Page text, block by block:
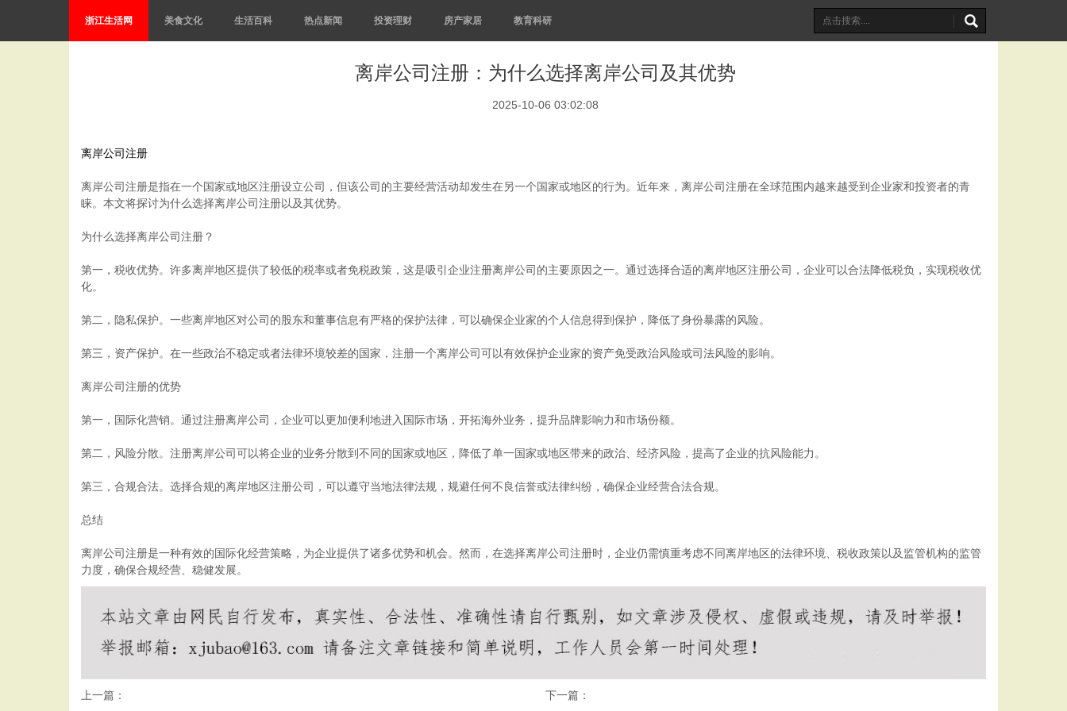
浙江生活网 美食文化 生活百科 热点新闻 投资理财 房产家居 教育科研
离岸公司注册：为什么选择离岸公司及其优势
2025-10-06 03:02:08
离岸公司注册
离岸公司注册是指在一个国家或地区注册设立公司，但该公司的主要经营活动却发生在另一个国家或地区的行为。近年来，离岸公司注册在全球范围内越来越受到企业家和投资者的青
睐。本文将探讨为什么选择离岸公司注册以及其优势。
为什么选择离岸公司注册？
第一，税收优势。许多离岸地区提供了较低的税率或者免税政策，这是吸引企业注册离岸公司的主要原因之一。通过选择合适的离岸地区注册公司，企业可以合法降低税负，实现税收优
化。
第二，隐私保护。一些离岸地区对公司的股东和董事信息有严格的保护法律，可以确保企业家的个人信息得到保护，降低了身份暴露的风险。
第三，资产保护。在一些政治不稳定或者法律环境较差的国家，注册一个离岸公司可以有效保护企业家的资产免受政治风险或司法风险的影响。
离岸公司注册的优势
第一，国际化营销。通过注册离岸公司，企业可以更加便利地进入国际市场，开拓海外业务，提升品牌影响力和市场份额。
第二，风险分散。注册离岸公司可以将企业的业务分散到不同的国家或地区，降低了单一国家或地区带来的政治、经济风险，提高了企业的抗风险能力。
第三，合规合法。选择合规的离岸地区注册公司，可以遵守当地法律法规，规避任何不良信誉或法律纠纷，确保企业经营合法合规。
总结
离岸公司注册是一种有效的国际化经营策略，为企业提供了诸多优势和机会。然而，在选择离岸公司注册时，企业仍需慎重考虑不同离岸地区的法律环境、税收政策以及监管机构的监管
力度，确保合规经营、稳健发展。
上一篇： 下一篇：